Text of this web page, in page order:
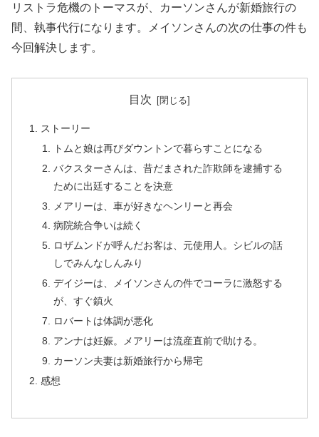
リストラ危機のトーマスが、カーソンさんが新婚旅行の
間、執事代行になります。メイソンさんの次の仕事の件も
今回解決します。
目次
ストーリー
トムと娘は再びダウントンで暮らすことになる
バクスターさんは、昔だまされた詐欺師を逮捕する
ために出廷することを決意
メアリーは、車が好きなヘンリーと再会
病院統合争いは続く
ロザムンドが呼んだお客は、元使用人。シビルの話
しでみんなしんみり
デイジーは、メイソンさんの件でコーラに激怒する
が、すぐ鎮火
ロバートは体調が悪化
アンナは妊娠。メアリーは流産直前で助ける。
カーソン夫妻は新婚旅行から帰宅
感想